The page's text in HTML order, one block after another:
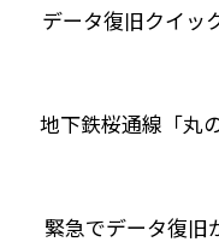
データ復旧クイッ
地下鉄桜通線「丸
緊急でデータ復旧